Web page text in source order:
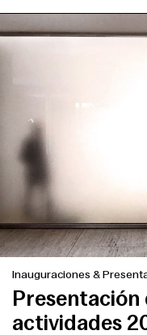
Inauguraciones &
actividades